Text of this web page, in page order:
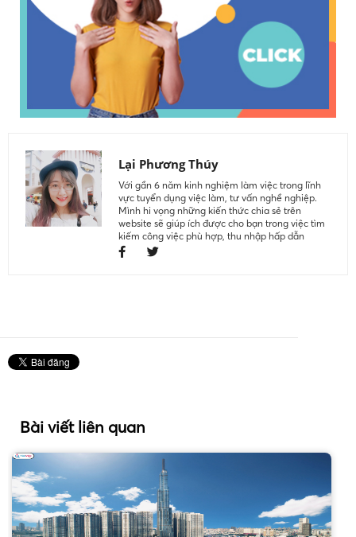
Lại Phương Thúy
Với gần 6 năm kinh nghiệm làm việc trong lĩnh
vực tuyển dụng việc làm, tư vấn nghề nghiệp.
Mình hi vọng những kiến thức chia sẻ trên
website sẽ giúp ích được cho bạn trong việc tìm
kiếm công việc phù hợp, thu nhập hấp dẫn
Bài viết liên quan